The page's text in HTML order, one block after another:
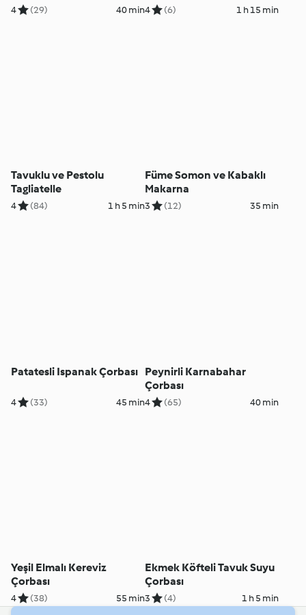
4 (29) 40 min4 (6) 1 h 15 min
Tavuklu ve Pestolu
Tagliatelle
4 (84) 1 h 5 min
Füme Somon ve Kabaklı
Makarna
3 (12) 35 min
Patatesli Ispanak Çorbası
4 (33) 45 min
Peynirli Karnabahar
Çorbası
4 (65) 40 min
Yeşil Elmalı Kereviz
Çorbası
4 (38) 55 min
Ekmek Köfteli Tavuk Suyu
Çorbası
3 (4) 1 h 5 min